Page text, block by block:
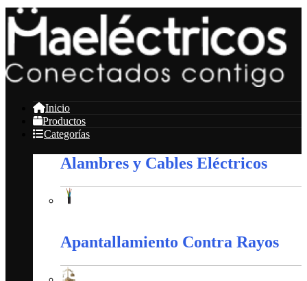
Inicio
Productos
Categorías
Alambres y Cables Eléctricos
Apantallamiento Contra Rayos